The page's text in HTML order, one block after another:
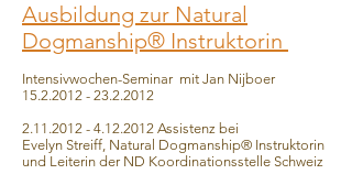
Ausbildung zur Natural
Dogmanship® Instruktorin
Intensivwochen-Seminar mit Jan Nijboer
15.2.2012 - 23.2.2012
2.11.2012 - 4.12.2012 Assistenz bei
Evelyn Streiff, Natural Dogmanship® Instruktorin
und Leiterin der ND Koordinationsstelle Schweiz